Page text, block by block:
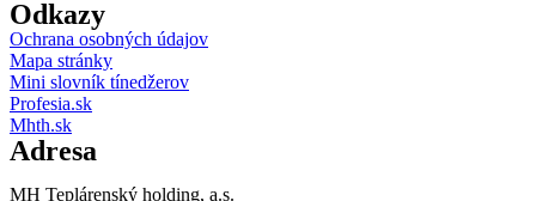
Odkazy
Ochrana osobných údajov
Mapa stránky
Mini slovník tínedžerov
Profesia.sk
Mhth.sk
Adresa
MH Teplárenský holding, a.s.